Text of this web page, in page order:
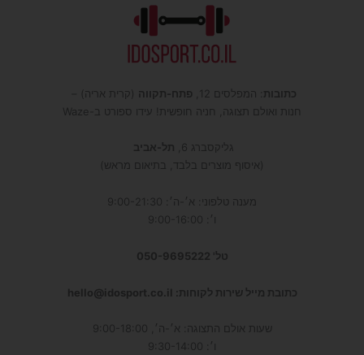
כתובות : המפלסים 12, פתח-תקווה (קרית אריה) –
חנות ואולם תצוגה, חניה חופשית! עידו ספורט ב-Waze
גליקסברג 6,
תל-אביב
(איסוף מוצרים בלבד, בתיאום מראש)
מענה טלפוני: א׳-ה׳: 9:00-21:30
ו׳: 9:00-16:00
טל' 050-9695222
כתובת מייל שירות לקוחות: hello@idosport.co.il
שעות אולם התצוגה: א׳-ה׳, 9:00-18:00
ו׳: 9:30-14:00